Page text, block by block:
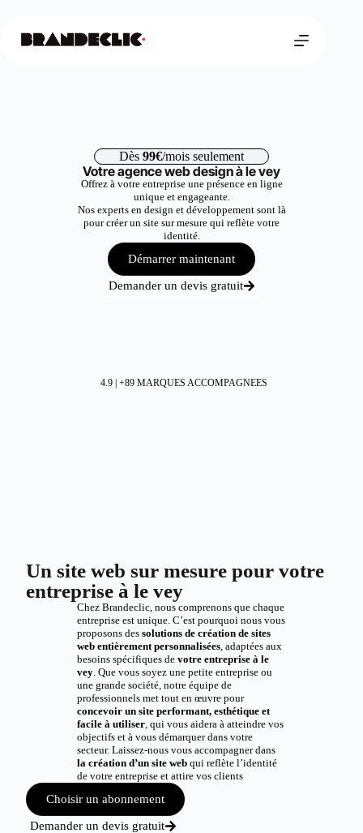
Dès 99€/mois seulement
Votre agence web design à le vey
Offrez à votre entreprise une présence en ligne
unique et engageante.
Nos experts en design et développement sont là
pour créer un site sur mesure qui reflète votre
identité.
Démarrer maintenant
Demander un devis gratuit
4.9 | +89 MARQUES ACCOMPAGNEES
Un site web sur mesure pour votre
entreprise à le vey
Chez Brandeclic, nous comprenons que chaque
entreprise est unique. C’est pourquoi nous vous
proposons des solutions de création de sites
web entièrement personnalisées, adaptées aux
besoins spécifiques de votre entreprise à le
vey. Que vous soyez une petite entreprise ou
une grande société, notre équipe de
professionnels met tout en œuvre pour
concevoir un site performant, esthétique et
facile à utiliser, qui vous aidera à atteindre vos
objectifs et à vous démarquer dans votre
secteur. Laissez-nous vous accompagner dans
la création d’un site webqui reflète l’identité
de votre entreprise et attire vos clients
Choisir un abonnement
Demander un devis gratuit